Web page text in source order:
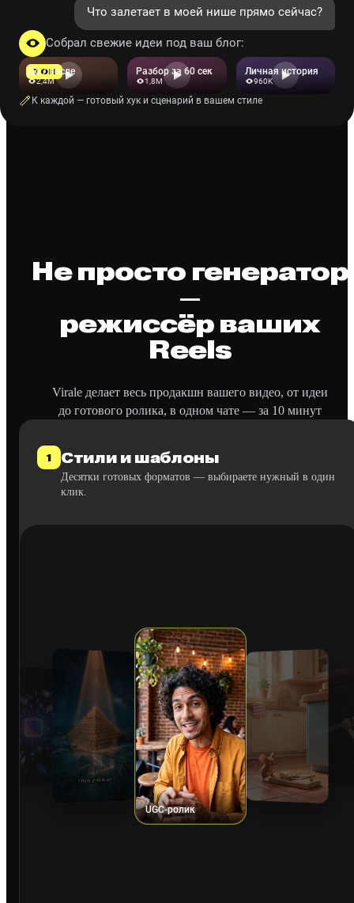
Что залетает в моей нише прямо сейчас?
Собрал свежие идеи под ваш блог:
ТОП
До / после
2,4M
Разбор за 60 сек
1,8M
Личная история
960K
К каждой — готовый хук и сценарий в вашем стиле
Не просто генератор
—
режиссёр ваших
Reels
Virale делает весь продакшн вашего видео, от идеи
до готового ролика, в одном чате — за 10 минут
1 Стили и шаблоны
Десятки готовых форматов — выбираете нужный в один
клик.
Мультик